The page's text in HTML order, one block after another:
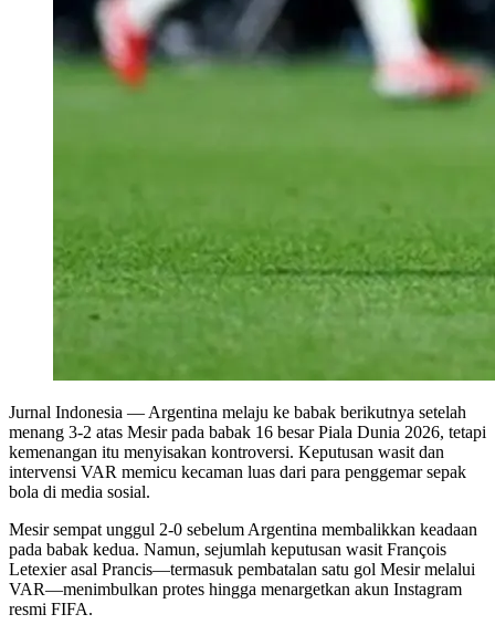
Jurnal Indonesia — Argentina melaju ke babak berikutnya setelah
menang 3-2 atas Mesir pada babak 16 besar Piala Dunia 2026, tetapi
kemenangan itu menyisakan kontroversi. Keputusan wasit dan
intervensi VAR memicu kecaman luas dari para penggemar sepak
bola di media sosial.
Mesir sempat unggul 2-0 sebelum Argentina membalikkan keadaan
pada babak kedua. Namun, sejumlah keputusan wasit François
Letexier asal Prancis—termasuk pembatalan satu gol Mesir melalui
VAR—menimbulkan protes hingga menargetkan akun Instagram
resmi FIFA.